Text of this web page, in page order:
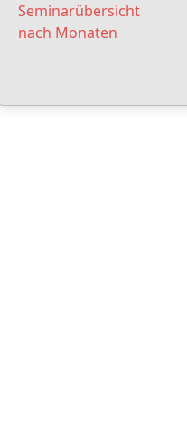
Seminarübersicht
nach Monaten